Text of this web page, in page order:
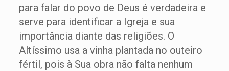
para falar do povo de Deus é verdadeira e
serve para identificar a Igreja e sua
importância diante das religiões. O
Altíssimo usa a vinha plantada no outeiro
fértil, pois à Sua obra não falta nenhum